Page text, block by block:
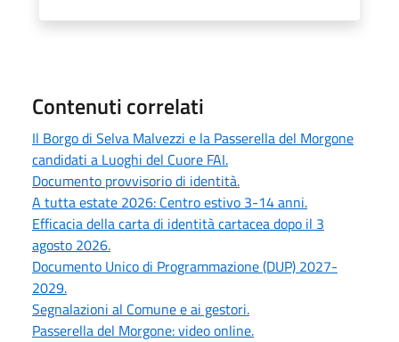
Contenuti correlati
Il Borgo di Selva Malvezzi e la Passerella del Morgone
candidati a Luoghi del Cuore FAI.
Documento provvisorio di identità.
A tutta estate 2026: Centro estivo 3-14 anni.
Efficacia della carta di identità cartacea dopo il 3
agosto 2026.
Documento Unico di Programmazione (DUP) 2027-
2029.
Segnalazioni al Comune e ai gestori.
Passerella del Morgone: video online.